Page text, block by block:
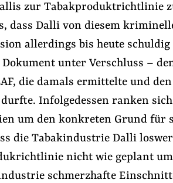
zur Tabakproduktrichtlinie
dass Dalli von diesem
allerdings bis heute schuldig
unter Verschluss –
die damals ermittelte und
Infolgedessen ranken
um den konkreten Grund für
die Tabakindustrie Dalli
nicht wie geplant
schmerzhafte